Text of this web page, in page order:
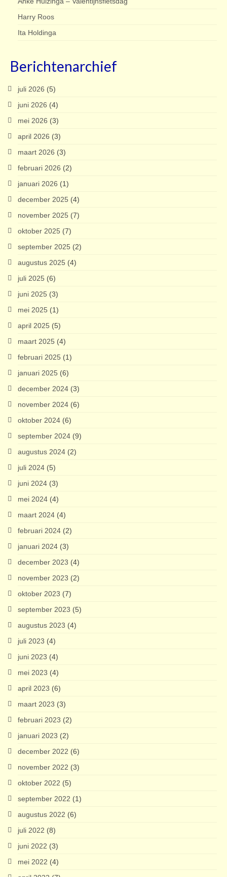
Harry Roos
Ita Holdinga
Berichtenarchief
juli 2026 (5)
juni 2026 (4)
mei 2026 (3)
april 2026 (3)
maart 2026 (3)
februari 2026 (2)
januari 2026 (1)
december 2025 (4)
november 2025 (7)
oktober 2025 (7)
september 2025 (2)
augustus 2025 (4)
juli 2025 (6)
juni 2025 (3)
mei 2025 (1)
april 2025 (5)
maart 2025 (4)
februari 2025 (1)
januari 2025 (6)
december 2024 (3)
november 2024 (6)
oktober 2024 (6)
september 2024 (9)
augustus 2024 (2)
juli 2024 (5)
juni 2024 (3)
mei 2024 (4)
maart 2024 (4)
februari 2024 (2)
januari 2024 (3)
december 2023 (4)
november 2023 (2)
oktober 2023 (7)
september 2023 (5)
augustus 2023 (4)
juli 2023 (4)
juni 2023 (4)
mei 2023 (4)
april 2023 (6)
maart 2023 (3)
februari 2023 (2)
januari 2023 (2)
december 2022 (6)
november 2022 (3)
oktober 2022 (5)
september 2022 (1)
augustus 2022 (6)
juli 2022 (8)
juni 2022 (3)
mei 2022 (4)